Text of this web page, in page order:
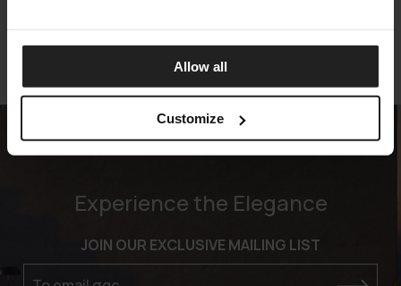
Allow all
Customize
Experience the Elegance
JOIN OUR EXCLUSIVE MAILING LIST